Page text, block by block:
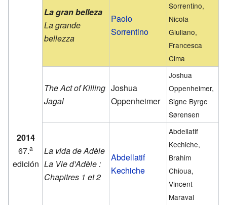
2014
67.a
edición
La gran belleza
La grande
bellezza
Paolo
Sorrentino
Sorrentino,
Nicola
Giuliano,
Francesca
Cima
The Act of Killing
Jagal
Joshua
Oppenheimer
Joshua
Oppenheimer,
Signe Byrge
Sørensen
La vida de Adèle
La Vie d'Adèle :
Chapitres 1 et 2
Abdellatif
Kechiche
Abdellatif
Kechiche,
Brahim
Chioua,
Vincent
Maraval